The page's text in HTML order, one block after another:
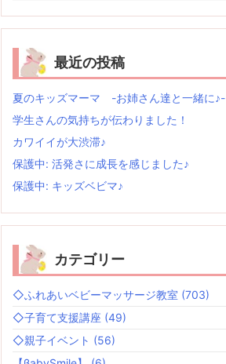
最近の投稿
夏のキッズマーマ -お姉さん達と一緒に♪-
学生さんの気持ちが伝わりました！
カワイイが大渋滞♪
保護中: 活発さに成長を感じました♪
保護中: キッズベビマ♪
カテゴリー
◇ふれあいベビーマッサージ教室 (703)
◇子育て支援講座 (49)
◇親子イベント (56)